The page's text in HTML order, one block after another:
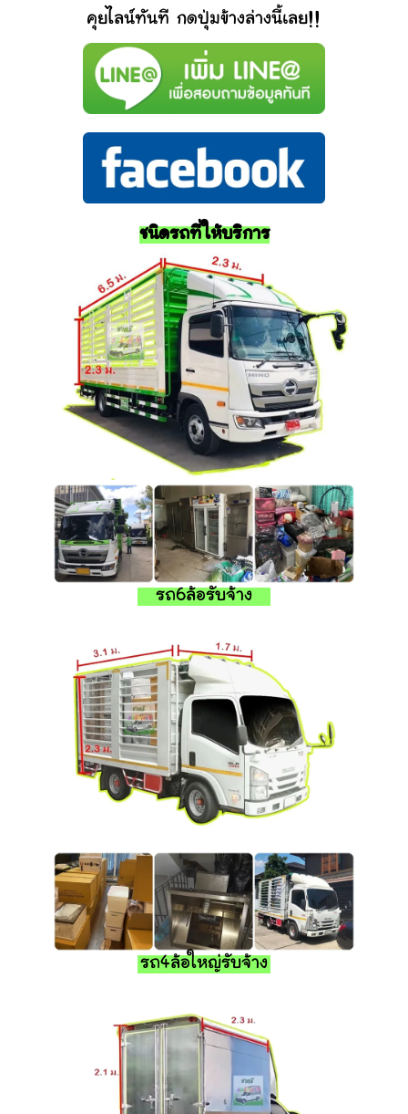
คุยไลน์ทันที กดปุ่มข้างล่างนี้เลย!!
ชนิดรถที่ให้บริการ
รถ6ล้อรับจ้าง
รถ4ล้อใหญ่รับจ้าง